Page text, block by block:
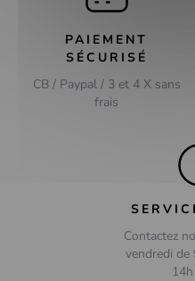
PAIEMENT
SÉCURISÉ
CB / Paypal / 3 et 4 X sans
frais
Contactez
vendredi de